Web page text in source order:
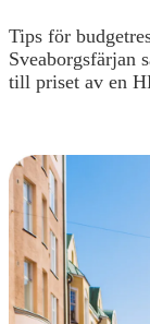
Tips för
Sveaborgsfärjan
till priset av en